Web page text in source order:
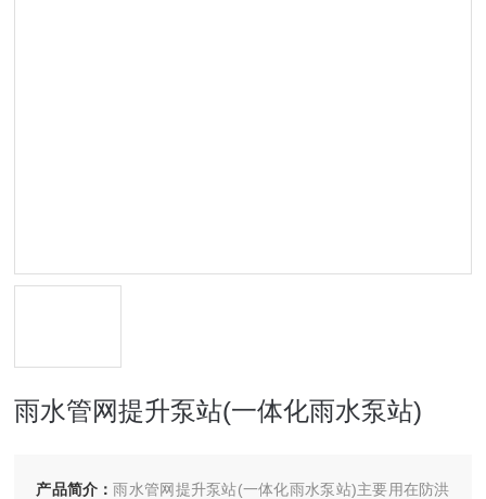
雨水管网提升泵站(一体化雨水泵站)
产品简介：雨水管网提升泵站(一体化雨水泵站)主要用在防洪